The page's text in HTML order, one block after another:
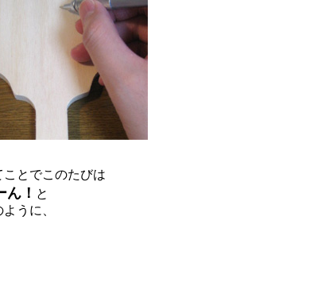
ことでこのたびは
ん！ と
うに、